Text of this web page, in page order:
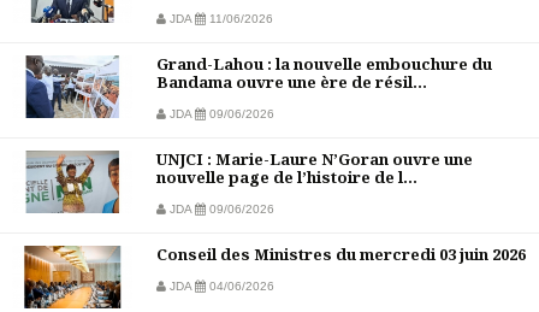
JDA 11/06/2026
Grand-Lahou : la nouvelle embouchure du
Bandama ouvre une ère de résil...
JDA 09/06/2026
UNJCI : Marie-Laure N’Goran ouvre une
nouvelle page de l’histoire de l...
JDA 09/06/2026
Conseil des Ministres du mercredi 03 juin 2026
JDA 04/06/2026